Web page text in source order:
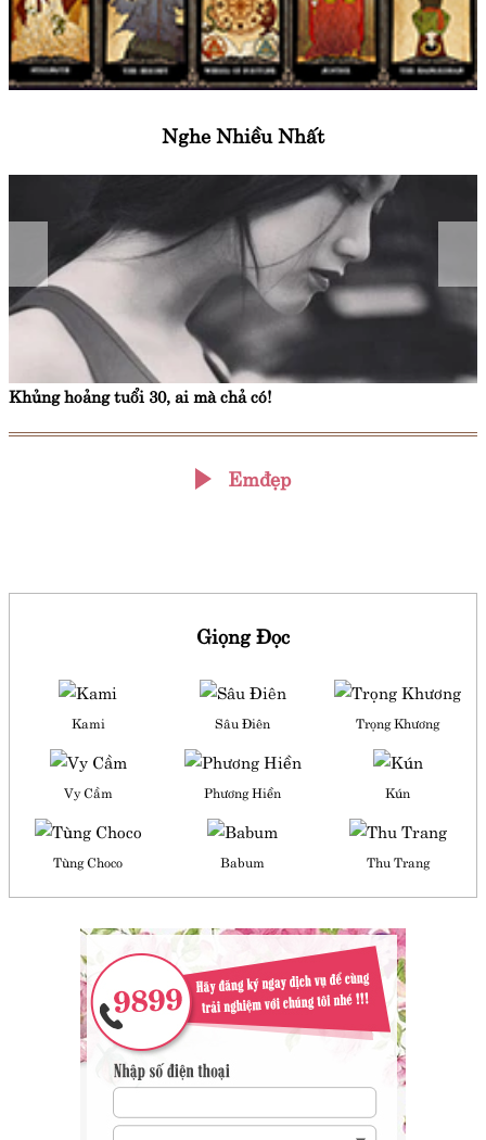
Nghe Nhiều Nhất
Khủng hoảng tuổi 30, ai mà chả có!
Emđẹp
Giọng Đọc
Kami Sâu Điên Trọng Khương
Vy Cầm Phương Hiền Kún
Tùng Choco Babum Thu Trang